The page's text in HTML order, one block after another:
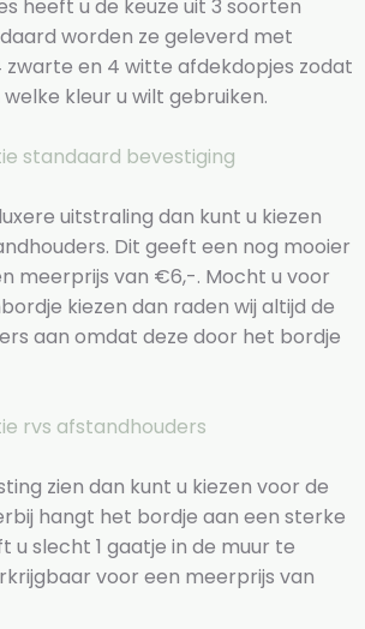
heeft u de keuze uit 3 soorten
worden ze geleverd met
en 4 witte afdekdopjes zodat
kleur u wilt gebruiken.
standaard bevestiging
uitstraling dan kunt u kiezen
Dit geeft een nog mooier
meerprijs van €6,-. Mocht u voor
kiezen dan raden wij altijd de
aan omdat deze door het bordje
rvs afstandhouders
zien dan kunt u kiezen voor de
hangt het bordje aan een sterke
u slecht 1 gaatje in de muur te
voor een meerprijs van